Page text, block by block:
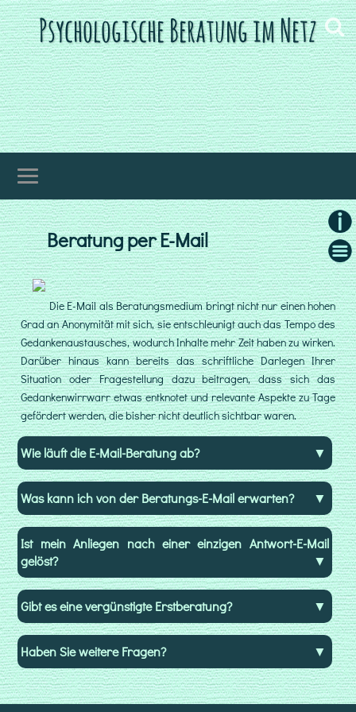
Psychologische Beratung im Netz
zu
Ich
E-
an.
Sie
mir
Sie
ein
Ist
Beratung per E-Mail
Die E-Mail als Beratungsmedium bringt nicht nur einen hohen
Grad an Anonymität mit sich, sie entschleunigt auch das Tempo des
Gedankenaustausches, wodurch Inhalte mehr Zeit haben zu wirken.
Darüber hinaus kann bereits das schriftliche Darlegen Ihrer
Situation oder Fragestellung dazu beitragen, dass sich das
Gedankenwirrwarr etwas entknotet und relevante Aspekte zu Tage
gefördert werden, die bisher nicht deutlich sichtbar waren.
Wie läuft die E-Mail-Beratung ab?
Was kann ich von der Beratungs-E-Mail erwarten?
Ist mein Anliegen nach einer einzigen Antwort-E-Mail
gelöst?
Gibt es eine vergünstigte Erstberatung?
Haben Sie weitere Fragen?